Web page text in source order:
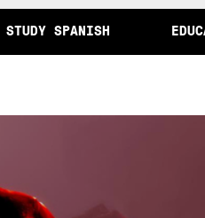
STUDY SPANISH